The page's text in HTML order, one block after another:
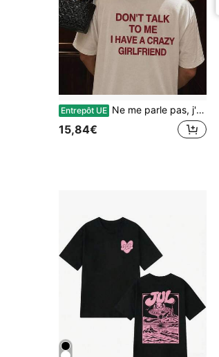
Entrepôt UE Ne me parle pas, j'ai une copine folle, T-shirt drôle pour couple amoureux
15,84€